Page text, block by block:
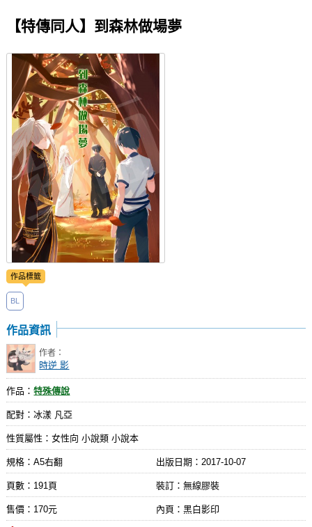
會員功能選單
會員中心
註冊會員
登入
【特傳同人】到森林做場夢
作品標籤
BL
作品資訊
作者：
時逆 影
作品：特殊傳說
配對：冰漾 凡亞
性質屬性：女性向 小說類 小說本
規格：A5右翻 出版日期： 2017-10-07
頁數：191頁 裝訂：無線膠裝
售價：170元 內頁：黑白影印